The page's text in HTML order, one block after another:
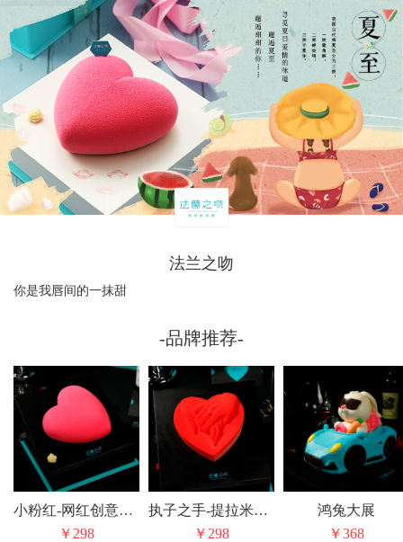
法兰之吻
你是我唇间的一抹甜
-品牌推荐-
小粉红-网红创意巧克力草莓心形生日蛋糕
￥298
执子之手-提拉米苏情人节纪念日生日蛋糕
￥298
鸿兔大展
￥368